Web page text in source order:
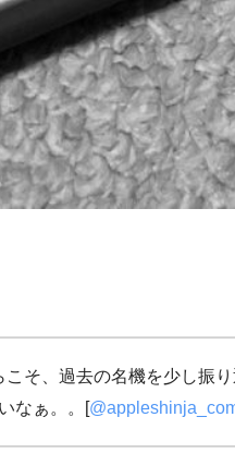
そ、過去の名機を少し振
なぁ。。[